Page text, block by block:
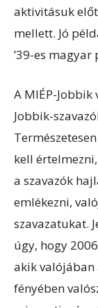
aktivitásuk
mellett. Jó
’39-es
A MIÉP-Jobbik
Jobbik-
kell
a szavazók
emlékezni,
szavazatukat.
úgy, hogy
akik valójában
fényében